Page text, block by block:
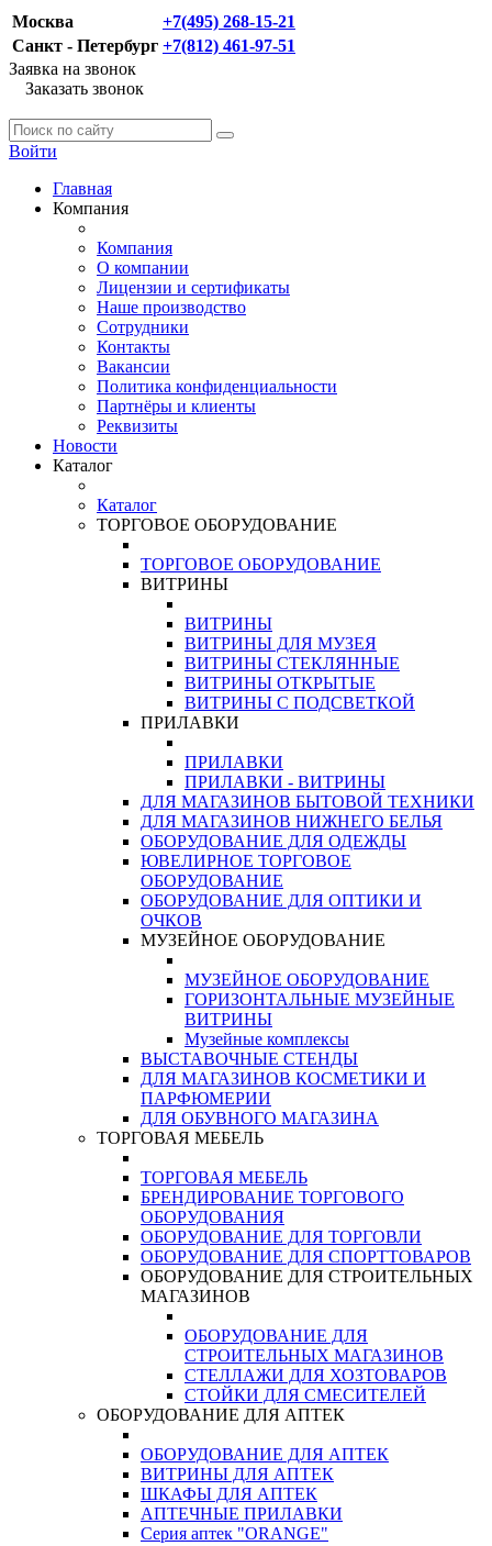
Москва
+7(495) 268-15-21
Санкт - Петербург +7(812) 461-97-51
Заявка на звонок
Заказать звонок
Войти
Главная
Компания
Компания
О компании
Лицензии и сертификаты
Наше производство
Сотрудники
Контакты
Вакансии
Политика конфиденциальности
Партнёры и клиенты
Реквизиты
Новости
Каталог
Каталог
ТОРГОВОЕ ОБОРУДОВАНИЕ
ТОРГОВОЕ ОБОРУДОВАНИЕ
ВИТРИНЫ
ВИТРИНЫ
ВИТРИНЫ ДЛЯ МУЗЕЯ
ВИТРИНЫ СТЕКЛЯННЫЕ
ВИТРИНЫ ОТКРЫТЫЕ
ВИТРИНЫ С ПОДСВЕТКОЙ
ПРИЛАВКИ
ПРИЛАВКИ
ПРИЛАВКИ - ВИТРИНЫ
ДЛЯ МАГАЗИНОВ БЫТОВОЙ ТЕХНИКИ
ДЛЯ МАГАЗИНОВ НИЖНЕГО БЕЛЬЯ
ОБОРУДОВАНИЕ ДЛЯ ОДЕЖДЫ
ЮВЕЛИРНОЕ ТОРГОВОЕ
ОБОРУДОВАНИЕ
ОБОРУДОВАНИЕ ДЛЯ ОПТИКИ И
ОЧКОВ
МУЗЕЙНОЕ ОБОРУДОВАНИЕ
МУЗЕЙНОЕ ОБОРУДОВАНИЕ
ГОРИЗОНТАЛЬНЫЕ МУЗЕЙНЫЕ
ВИТРИНЫ
Музейные комплексы
ВЫСТАВОЧНЫЕ СТЕНДЫ
ДЛЯ МАГАЗИНОВ КОСМЕТИКИ И
ПАРФЮМЕРИИ
ДЛЯ ОБУВНОГО МАГАЗИНА
ТОРГОВАЯ МЕБЕЛЬ
ТОРГОВАЯ МЕБЕЛЬ
БРЕНДИРОВАНИЕ ТОРГОВОГО
ОБОРУДОВАНИЯ
ОБОРУДОВАНИЕ ДЛЯ ТОРГОВЛИ
ОБОРУДОВАНИЕ ДЛЯ СПОРТТОВАРОВ
ОБОРУДОВАНИЕ ДЛЯ СТРОИТЕЛЬНЫХ
МАГАЗИНОВ
ОБОРУДОВАНИЕ ДЛЯ
СТРОИТЕЛЬНЫХ МАГАЗИНОВ
СТЕЛЛАЖИ ДЛЯ ХОЗТОВАРОВ
СТОЙКИ ДЛЯ СМЕСИТЕЛЕЙ
ОБОРУДОВАНИЕ ДЛЯ АПТЕК
ОБОРУДОВАНИЕ ДЛЯ АПТЕК
ВИТРИНЫ ДЛЯ АПТЕК
ШКАФЫ ДЛЯ АПТЕК
АПТЕЧНЫЕ ПРИЛАВКИ
Серия аптек "ORANGE"